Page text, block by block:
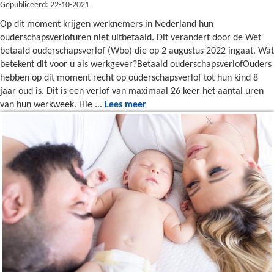
Gepubliceerd: 22-10-2021
Op dit moment krijgen werknemers in Nederland hun
ouderschapsverlofuren niet uitbetaald. Dit verandert door de Wet
betaald ouderschapsverlof (Wbo) die op 2 augustus 2022 ingaat. Wat
betekent dit voor u als werkgever?Betaald ouderschapsverlofOuders
hebben op dit moment recht op ouderschapsverlof tot hun kind 8
jaar oud is. Dit is een verlof van maximaal 26 keer het aantal uren
van hun werkweek. Hie ... Lees meer